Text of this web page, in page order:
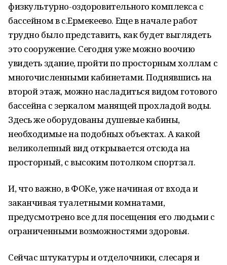
физкультурно-оздоровительного комплекса с
бассейном в с.Ермекеево. Еще в начале работ
трудно было представить, как будет выглядеть
это сооружение. Сегодня уже можно воочию
увидеть здание, пройти по просторным холлам с
многочисленными кабинетами. Поднявшись на
второй этаж, можно насладиться видом готового
бассейна с зеркалом манящей прохладой воды.
Здесь же оборудованы душевые кабины,
необходимые на подобных объектах. А какой
великолепный вид открывается отсюда на
просторный, с высоким потолком спортзал.
И, что важно, в ФОКе, уже начиная от входа и
заканчивая туалетными комнатами,
предусмотрено все для посещения его людьми с
ограниченными возможностями здоровья.
Сейчас штукатуры и отделочники, слесаря и